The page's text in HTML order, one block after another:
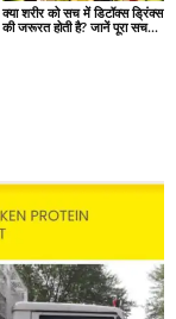
क्या शरीर को सच में डिटॉक्स ड्रिंक्स
की जरूरत होती है? जानें पूरा सच…